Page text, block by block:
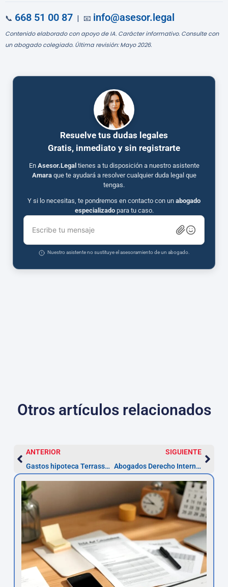
📞 668 51 00 87 | 📧 info@asesor.legal
Contenido elaborado con apoyo de IA. Carácter informativo. Consulte con
un abogado colegiado. Última revisión: Mayo 2026.
Resuelve tus dudas legales
Gratis, inmediato y sin registrarte
En Asesor.Legal tienes a tu disposición a nuestro asistente
Amaraque te ayudará a resolver cualquier duda legal que
tengas.
Y si lo necesitas, te pondremos en contacto con un abogado
especializadopara tu caso.
Escribe tu mensaje
Nuestro asistente no sustituye el asesoramiento de un abogado.
Otros artículos relacionados
ANTERIOR
Gastos hipoteca Terrassa: reclama en 5 años
SIGUIENTE
Abogados Derecho Internacional en Terrassa — Consulta gratuita